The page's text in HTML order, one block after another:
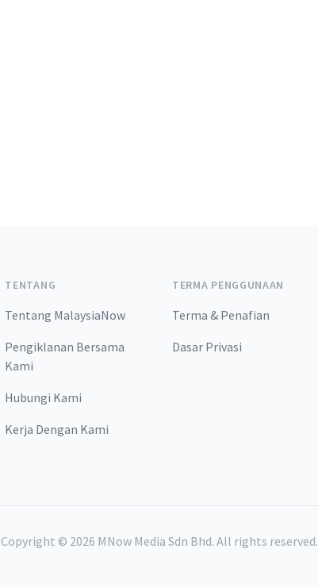
TENTANG
Tentang MalaysiaNow
Pengiklanan Bersama
Kami
Hubungi Kami
Kerja Dengan Kami
TERMA PENGGUNAAN
Terma & Penafian
Dasar Privasi
Copyright © 2026 MNow Media Sdn Bhd. All rights reserved.